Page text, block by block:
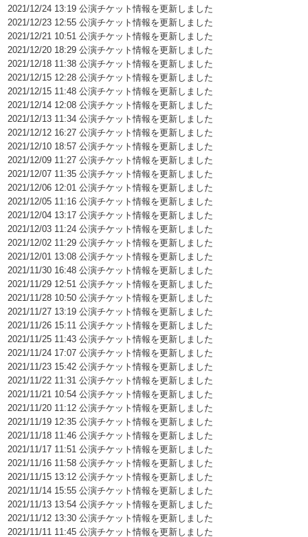
2021/12/24 13:19 公演チケット情報を更新しました
2021/12/23 12:55 公演チケット情報を更新しました
2021/12/21 10:51 公演チケット情報を更新しました
2021/12/20 18:29 公演チケット情報を更新しました
2021/12/18 11:38 公演チケット情報を更新しました
2021/12/15 12:28 公演チケット情報を更新しました
2021/12/15 11:48 公演チケット情報を更新しました
2021/12/14 12:08 公演チケット情報を更新しました
2021/12/13 11:34 公演チケット情報を更新しました
2021/12/12 16:27 公演チケット情報を更新しました
2021/12/10 18:57 公演チケット情報を更新しました
2021/12/09 11:27 公演チケット情報を更新しました
2021/12/07 11:35 公演チケット情報を更新しました
2021/12/06 12:01 公演チケット情報を更新しました
2021/12/05 11:16 公演チケット情報を更新しました
2021/12/04 13:17 公演チケット情報を更新しました
2021/12/03 11:24 公演チケット情報を更新しました
2021/12/02 11:29 公演チケット情報を更新しました
2021/12/01 13:08 公演チケット情報を更新しました
2021/11/30 16:48 公演チケット情報を更新しました
2021/11/29 12:51 公演チケット情報を更新しました
2021/11/28 10:50 公演チケット情報を更新しました
2021/11/27 13:19 公演チケット情報を更新しました
2021/11/26 15:11 公演チケット情報を更新しました
2021/11/25 11:43 公演チケット情報を更新しました
2021/11/24 17:07 公演チケット情報を更新しました
2021/11/23 15:42 公演チケット情報を更新しました
2021/11/22 11:31 公演チケット情報を更新しました
2021/11/21 10:54 公演チケット情報を更新しました
2021/11/20 11:12 公演チケット情報を更新しました
2021/11/19 12:35 公演チケット情報を更新しました
2021/11/18 11:46 公演チケット情報を更新しました
2021/11/17 11:51 公演チケット情報を更新しました
2021/11/16 11:58 公演チケット情報を更新しました
2021/11/15 13:12 公演チケット情報を更新しました
2021/11/14 15:55 公演チケット情報を更新しました
2021/11/13 13:54 公演チケット情報を更新しました
2021/11/12 13:30 公演チケット情報を更新しました
2021/11/11 11:45 公演チケット情報を更新しました